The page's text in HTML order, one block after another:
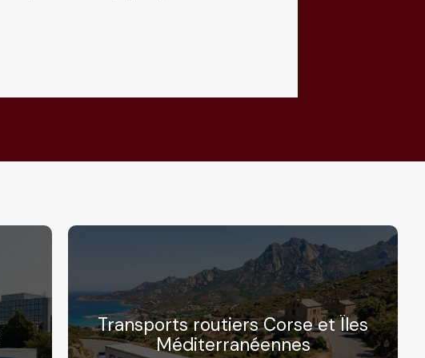
Transports routiers Corse et Îles
Méditerranéennes